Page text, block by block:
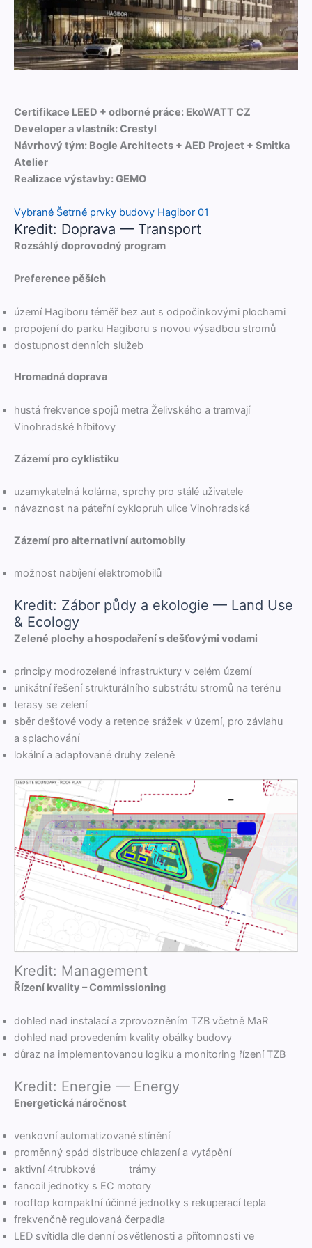
Cer­ti­fikace LEED + odborné práce: EkoWATT CZ
Devel­op­er a vlast­ník: Crestyl
Návrhový tým: Bogle Archi­tects + AED Project + Smit­ka
Ate­lier
Real­izace výs­tav­by: GEMO
Vybrané Šetrné prvky budovy Hagibor 01
Kredit: Doprava — Transport
Rozsáh­lý doprovod­ný program
Pref­er­ence pěších
území Hag­i­boru téměř bez aut s odpočinkový­mi plochami
propo­jení do parku Hag­i­boru s novou výsad­bou stromů
dos­tup­nost den­ních služeb
Hro­mad­ná doprava
hus­tá frekvence spo­jů metra Želiv­ského a tram­va­jí
Vinohrad­ské hřbitovy
Zázemí pro cyklistiku
uza­mykatel­ná kolár­na, sprchy pro stálé uživatele
návaznost na páteřní cyk­lo­pruh ulice Vinohradská
Zázemí pro alter­na­tivní automobily
možnost nabí­jení elektromobilů
Kredit: Zábor půdy a ekologie — Land Use
& Ecology
Zelené plochy a hospo­daření s dešťový­mi vodami
prin­cipy mod­roze­lené infra­struk­tu­ry v celém území
unikát­ní řešení struk­turál­ního sub­strá­tu stromů na terénu
terasy se zelení
sběr dešťové vody a retence srážek v území, pro závlahu
a splachování
lokál­ní a adap­to­vané druhy zeleně
Kredit: Management
Řízení kval­i­ty – Commissioning
dohled nad insta­lací a zprovozněním TZB včet­ně MaR
dohled nad prove­dením kval­i­ty obálky budovy
důraz na imple­men­to­vanou logiku a mon­i­tor­ing řízení TZB
Kredit: Energie — Energy
Ener­get­ická náročnost
venkovní autom­a­ti­zo­vané stínění
proměn­ný spád dis­tribuce chlazení a vytápění
aktivní 4trubkové trámy
fan­coil jed­notky s EC motory
rooftop kom­pak­t­ní účin­né jed­notky s reku­per­ací tepla
frekvenčně reg­ulo­vaná čerpadla
LED svítid­la dle den­ní osvětlenos­ti a pří­tom­nos­ti ve